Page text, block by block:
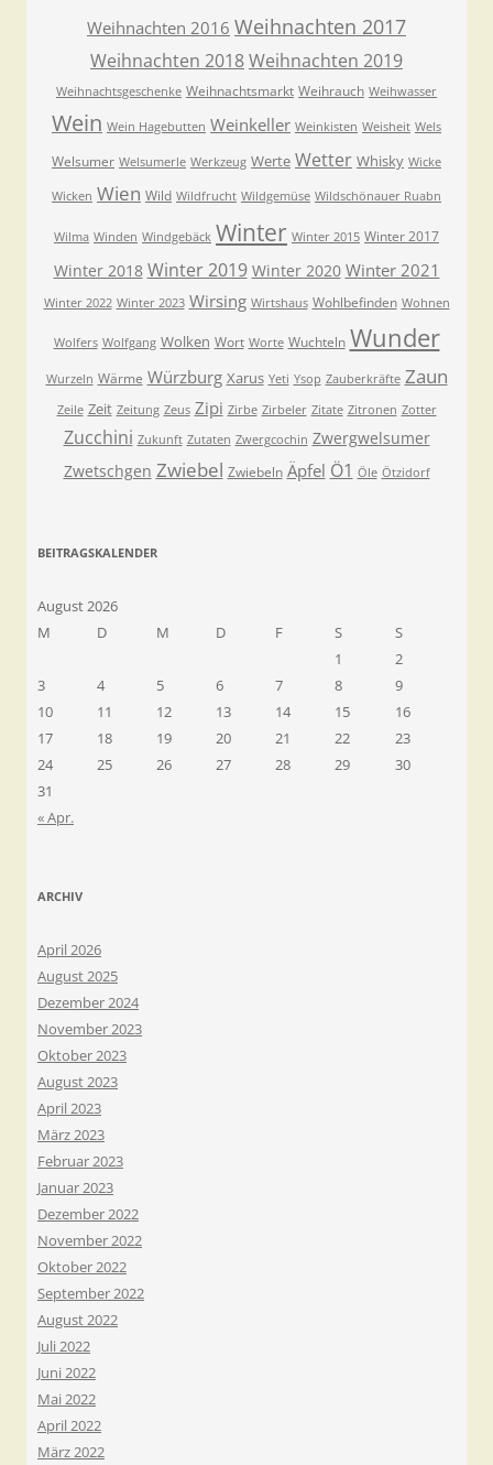
Weihnachten 2016 Weihnachten 2017
Weihnachten 2018Weihnachten 2019
Weihnachtsgeschenke Weihnachtsmarkt Weihrauch Weihwasser
Wein Wein Hagebutten Weinkeller Weinkisten Weisheit Wels
Welsumer Welsumerle Werkzeug Werte Wetter Whisky Wicke
Wicken Wien Wild Wildfrucht Wildgemüse Wildschönauer Ruabn
Wilma Winden Windgebäck Winter Winter 2015 Winter 2017
Winter 2018 Winter 2019 Winter 2020 Winter 2021
Winter 2022 Winter 2023 Wirsing Wirtshaus Wohlbefinden Wohnen
Wolfers Wolfgang Wolken Wort Worte Wuchteln Wunder
Wurzeln Wärme Würzburg Xarus Yeti Ysop Zauberkräfte Zaun
Zeile Zeit Zeitung Zeus Zipi Zirbe Zirbeler Zitate Zitronen Zotter
Zucchini Zukunft Zutaten Zwergcochin Zwergwelsumer
Zwetschgen Zwiebel Zwiebeln Äpfel Ö1 Öle Ötzidorf
BEITRAGSKALENDER
August 2026
M
D M D F S
S
1
2
3
4 5 6 7 8
9
10
11 12 13 14 15
16
17
18 19 20 21 22
23
24
25 26 27 28 29
30
31
« Apr.
ARCHIV
April 2026
August 2025
Dezember 2024
November 2023
Oktober 2023
August 2023
April 2023
März 2023
Februar 2023
Januar 2023
Dezember 2022
November 2022
Oktober 2022
September 2022
August 2022
Juli 2022
Juni 2022
Mai 2022
April 2022
März 2022